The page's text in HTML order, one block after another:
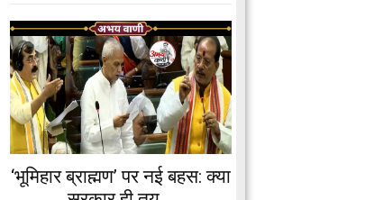
‘भूमिहार ब्राह्मण’ पर नई बहस: क्या